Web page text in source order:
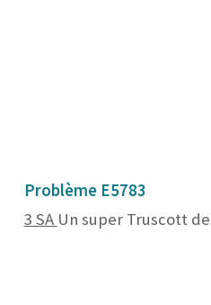
Problème E5783
3 SA Un super Truscott